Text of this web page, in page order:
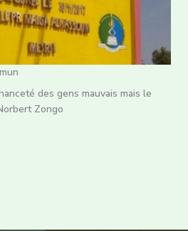
des gens mauvais mais le
Zongo